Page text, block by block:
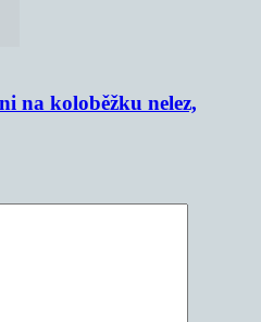
na koloběžku nelez,